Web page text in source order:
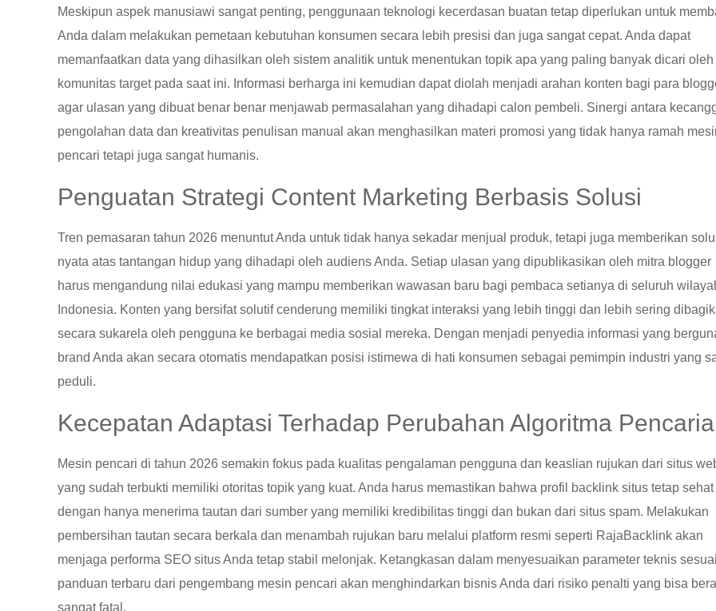
Meskipun aspek manusiawi sangat penting, penggunaan teknologi kecerdasan buatan tetap diperlukan untuk
Anda dalam melakukan pemetaan kebutuhan konsumen secara lebih presisi dan juga sangat cepat. Anda dapat
memanfaatkan data yang dihasilkan oleh sistem analitik untuk menentukan topik apa yang paling banyak dicari oleh
komunitas target pada saat ini. Informasi berharga ini kemudian dapat diolah menjadi arahan konten bagi para
agar ulasan yang dibuat benar benar menjawab permasalahan yang dihadapi calon pembeli. Sinergi antara
pengolahan data dan kreativitas penulisan manual akan menghasilkan materi promosi yang tidak hanya ramah
pencari tetapi juga sangat humanis.
Penguatan Strategi Content Marketing Berbasis Solusi
Tren pemasaran tahun 2026 menuntut Anda untuk tidak hanya sekadar menjual produk, tetapi juga memberikan
nyata atas tantangan hidup yang dihadapi oleh audiens Anda. Setiap ulasan yang dipublikasikan oleh mitra blogger
harus mengandung nilai edukasi yang mampu memberikan wawasan baru bagi pembaca setianya di seluruh
Indonesia. Konten yang bersifat solutif cenderung memiliki tingkat interaksi yang lebih tinggi dan lebih sering
secara sukarela oleh pengguna ke berbagai media sosial mereka. Dengan menjadi penyedia informasi yang
brand Anda akan secara otomatis mendapatkan posisi istimewa di hati konsumen sebagai pemimpin industri yang
peduli.
Kecepatan Adaptasi Terhadap Perubahan Algoritma
Mesin pencari di tahun 2026 semakin fokus pada kualitas pengalaman pengguna dan keaslian rujukan dari situs
yang sudah terbukti memiliki otoritas topik yang kuat. Anda harus memastikan bahwa profil backlink situs tetap sehat
dengan hanya menerima tautan dari sumber yang memiliki kredibilitas tinggi dan bukan dari situs spam. Melakukan
pembersihan tautan secara berkala dan menambah rujukan baru melalui platform resmi seperti RajaBacklink akan
menjaga performa SEO situs Anda tetap stabil melonjak. Ketangkasan dalam menyesuaikan parameter teknis sesuai
panduan terbaru dari pengembang mesin pencari akan menghindarkan bisnis Anda dari risiko penalti yang bisa
sangat fatal.